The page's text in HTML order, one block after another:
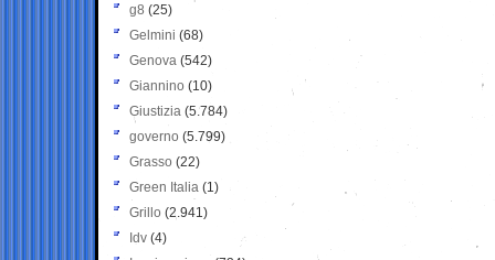
g8 (25)
Gelmini (68)
Genova (542)
Giannino (10)
Giustizia (5.784)
governo (5.799)
Grasso (22)
Green Italia (1)
Grillo (2.941)
Idv (4)